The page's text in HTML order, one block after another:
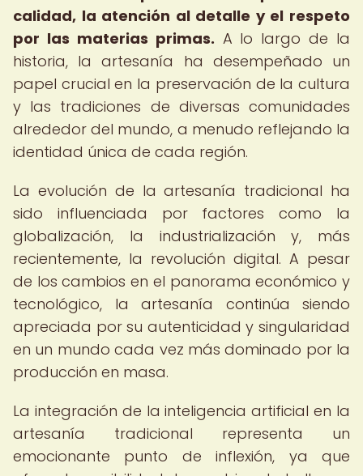
calidad, la atención al detalle y el respeto
por las materias primas. A lo largo de la
historia, la artesanía ha desempeñado un
papel crucial en la preservación de la cultura
y las tradiciones de diversas comunidades
alrededor del mundo, a menudo reflejando la
identidad única de cada región.
La evolución de la artesanía tradicional ha
sido influenciada por factores como la
globalización, la industrialización y, más
recientemente, la revolución digital. A pesar
de los cambios en el panorama económico y
tecnológico, la artesanía continúa siendo
apreciada por su autenticidad y singularidad
en un mundo cada vez más dominado por la
producción en masa.
La integración de la inteligencia artificial en la
artesanía tradicional representa un
emocionante punto de inflexión, ya que